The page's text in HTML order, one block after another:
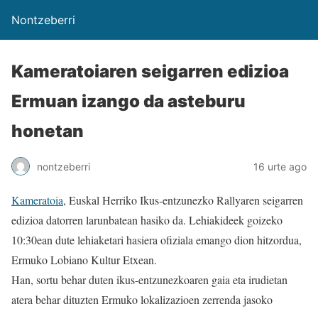
Nontzeberri
Kameratoiaren seigarren edizioa
Ermuan izango da asteburu
honetan
nontzeberri 16 urte ago
Kameratoia, Euskal Herriko Ikus-entzunezko Rallyaren seigarren
edizioa datorren larunbatean hasiko da. Lehiakideek goizeko
10:30ean dute lehiaketari hasiera ofiziala emango dion hitzordua,
Ermuko Lobiano Kultur Etxean.
Han, sortu behar duten ikus-entzunezkoaren gaia eta irudietan
atera behar dituzten Ermuko lokalizazioen zerrenda jasoko